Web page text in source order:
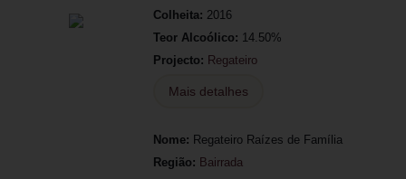
Colheita: 2016
Teor Alcoólico: 14.50%
Projecto: Regateiro
Mais detalhes
Nome: Regateiro Raízes de Família
Região: Bairrada